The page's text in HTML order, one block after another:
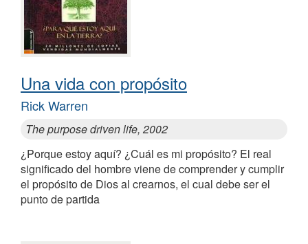
Una vida con propósito
Rick Warren
The purpose driven life, 2002
¿Porque estoy aquí? ¿Cuál es mi propósito? El real
significado del hombre viene de comprender y cumplir
el propósito de Dios al crearnos, el cual debe ser el
punto de partida